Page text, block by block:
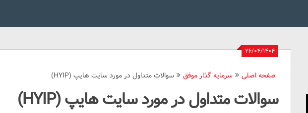
۲۶/۰۴/۱۴۰۴
صفحه اصلی سرمایه گذار موفق سوالات متداول در مورد سایت هایپ (HYIP)
سوالات متداول در مورد سایت هایپ (HYIP)